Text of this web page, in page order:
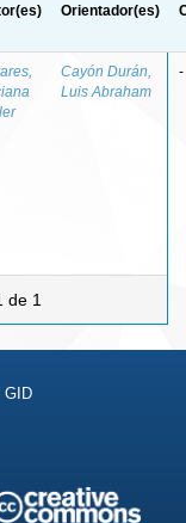
Orientador(es)
Cayón Durán,
Luis Abraham
-
de 1
GID